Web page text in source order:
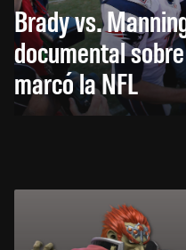
Brady vs.
documental
marcó la NFL